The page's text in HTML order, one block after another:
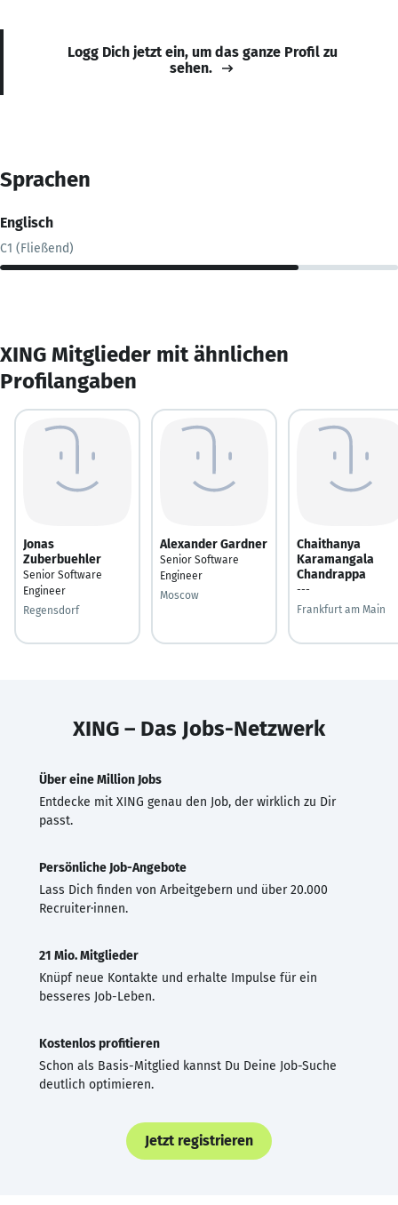
Logg Dich jetzt ein, um das ganze Profil zu
sehen.
Sprachen
Englisch
C1 (Fließend)
XING Mitglieder mit ähnlichen
Profilangaben
Jonas
Zuberbuehler
Senior Software
Engineer
Regensdorf
Alexander Gardner
Senior Software
Engineer
Moscow
Chaithanya
Karamangala
Chandrappa
---
Frankfurt am Main
XING – Das Jobs-Netzwerk
Über eine Million Jobs
Entdecke mit XING genau den Job, der wirklich zu Dir
passt.
Persönliche Job-Angebote
Lass Dich finden von Arbeitgebern und über 20.000
Recruiter·innen.
21 Mio. Mitglieder
Knüpf neue Kontakte und erhalte Impulse für ein
besseres Job-Leben.
Kostenlos profitieren
Schon als Basis-Mitglied kannst Du Deine Job-Suche
deutlich optimieren.
Jetzt registrieren